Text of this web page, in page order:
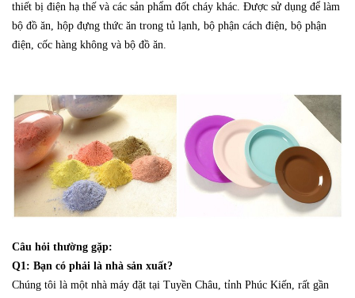
thiết bị điện hạ thế và các sản phẩm đốt cháy khác. Được sử dụng để làm
bộ đồ ăn, hộp đựng thức ăn trong tủ lạnh, bộ phận cách điện, bộ phận
điện, cốc hàng không và bộ đồ ăn.
Câu hỏi thường gặp:
Q1: Bạn có phải là nhà sản xuất?
Chúng tôi là một nhà máy đặt tại Tuyền Châu, tỉnh Phúc Kiến, rất gần